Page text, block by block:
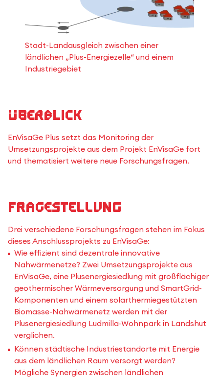
Stadt-Landausgleich zwischen einer
ländlichen „Plus-Energiezelle“ und einem
Industriegebiet
Überblick
EnVisaGe Plus setzt das Monitoring der
Umsetzungsprojekte aus dem Projekt EnVisaGe fort
und thematisiert weitere neue Forschungsfragen.
Fragestellung
Drei verschiedene Forschungsfragen stehen im Fokus
dieses Anschlussprojekts zu EnVisaGe:
Wie effizient sind dezentrale innovative
Nahwärmenetze? Zwei Umsetzungsprojekte aus
EnVisaGe, eine Plusenergiesiedlung mit großflächiger
geothermischer Wärmeversorgung und SmartGrid-
Komponenten und einem solarthermiegestützten
Biomasse-Nahwärmenetz werden mit der
Plusenergiesiedlung Ludmilla-Wohnpark in Landshut
verglichen.
Können städtische Industriestandorte mit Energie
aus dem ländlichen Raum versorgt werden?
Mögliche Synergien zwischen ländlichen